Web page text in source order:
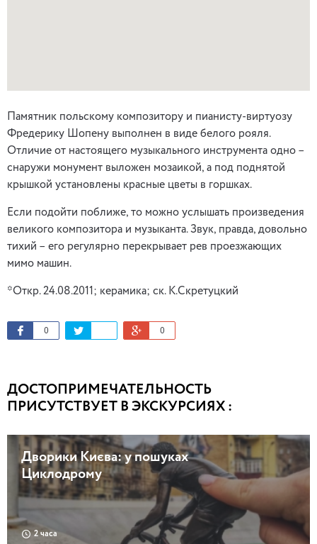
Памятник польскому композитору и пианисту-виртуозу
Фредерику Шопену выполнен в виде белого рояля.
Отличие от настоящего музыкального инструмента одно –
снаружи монумент выложен мозаикой, а под поднятой
крышкой установлены красные цветы в горшках.
Если подойти поближе, то можно услышать произведения
великого композитора и музыканта. Звук, правда, довольно
тихий – его регулярно перекрывает рев проезжающих
мимо машин.
*Откр. 24.08.2011; керамика; ск. К.Скретуцкий
0 0
ДОСТОПРИМЕЧАТЕЛЬНОСТЬ
ПРИСУТСТВУЕТ В ЭКСКУРСИЯХ :
Дворики Києва: у пошуках
Циклодрому
2 часа